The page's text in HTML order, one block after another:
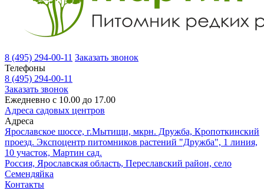
8 (495) 294-00-11 Заказать звонок
Телефоны
8 (495) 294-00-11
Заказать звонок
Ежедневно с 10.00 до 17.00
Адреса садовых центров
Адреса
Ярославское шоссе, г.Мытищи, мкрн. Дружба, Кропоткинский
проезд. Экспоцентр питомников растений "Дружба", 1 линия,
10 участок, Мартин сад.
Россия, Ярославская область, Переславский район, село
Семендяйка
Контакты